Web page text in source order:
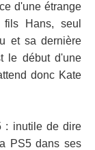
d'une étrange
Hans, seul
et sa dernière
le début d'une
donc Kate
: inutile de dire
PS5 dans ses